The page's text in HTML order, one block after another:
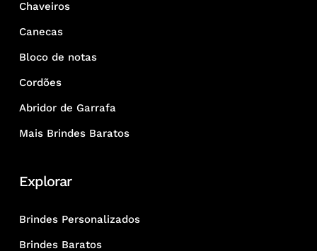
Chaveiros
Canecas
Bloco de notas
Cordões
Abridor de Garrafa
Mais Brindes Baratos
Explorar
Brindes Personalizados
Brindes Baratos